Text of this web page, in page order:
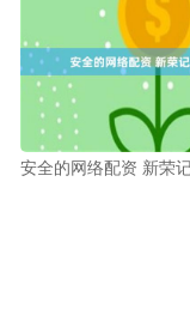
安全的网络配资 新荣